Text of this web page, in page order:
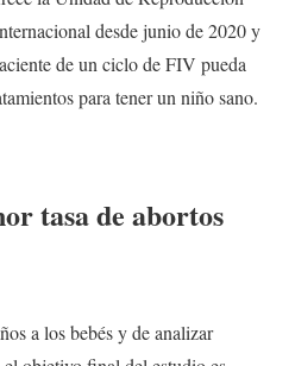
desde junio de 2020 y
de un ciclo de FIV pueda
para tener un niño sano.
tasa de abortos
a los bebés y de analizar